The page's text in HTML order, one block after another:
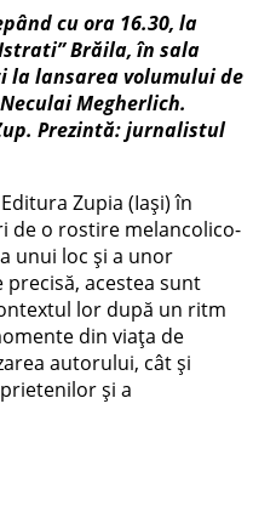
cu ora 16.30, la
Brăila, în sala
la lansarea volumului de
Megherlich.
Prezintă: jurnalistul
Zupia (Iași) în
de o rostire melancolico-
unui loc și a unor
acestea sunt
lor după un ritm
din viața de
autorului, cât și
și a